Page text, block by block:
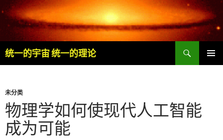
统一的宇宙 统一的理论
搜
索
容
未分类
物理学如何使现代人工智能
成为可能